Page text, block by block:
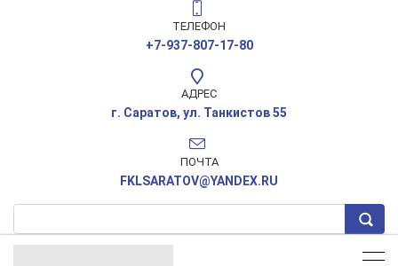
ТЕЛЕФОН
+7-937-807-17-80
АДРЕС
г. Саратов, ул. Танкистов 55
ПОЧТА
FKLSARATOV@YANDEX.RU